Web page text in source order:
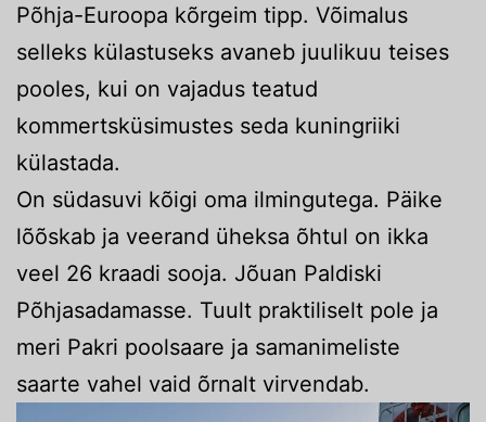
Põhja-Euroopa kõrgeim tipp. Võimalus
selleks külastuseks avaneb juulikuu teises
pooles, kui on vajadus teatud
kommertsküsimustes seda kuningriiki
külastada.
On südasuvi kõigi oma ilmingutega. Päike
lõõskab ja veerand üheksa õhtul on ikka
veel 26 kraadi sooja. Jõuan Paldiski
Põhjasadamasse. Tuult praktiliselt pole ja
meri Pakri poolsaare ja samanimeliste
saarte vahel vaid õrnalt virvendab.